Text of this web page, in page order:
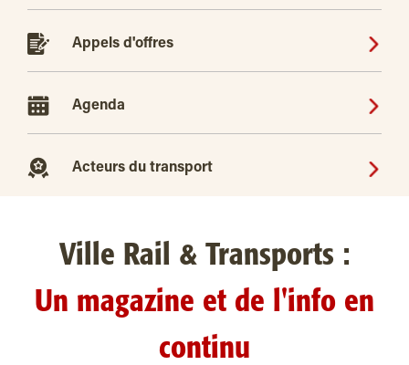
Appels d'offres
Agenda
Acteurs du transport
Ville Rail & Transports :
Un magazine et de l'info en
continu